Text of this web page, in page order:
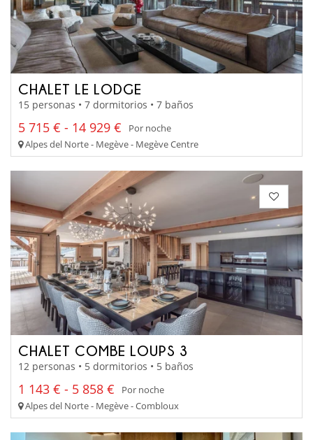
CHALET LE LODGE
15 personas • 7 dormitorios • 7 baños
5 715 € - 14 929 €
Por noche
Alpes del Norte - Megève - Megève Centre
CHALET COMBE LOUPS 3
12 personas • 5 dormitorios • 5 baños
1 143 € - 5 858 €
Por noche
Alpes del Norte - Megève - Combloux